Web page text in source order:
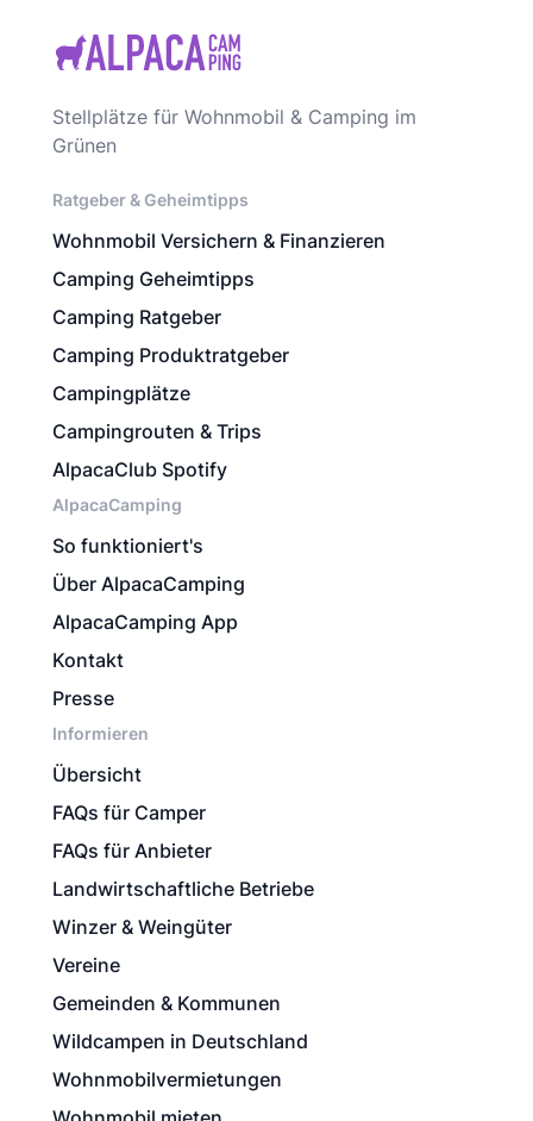
Stellplätze für Wohnmobil & Camping im
Grünen
Ratgeber & Geheimtipps
Wohnmobil Versichern & Finanzieren
Camping Geheimtipps
Camping Ratgeber
Camping Produktratgeber
Campingplätze
Campingrouten & Trips
AlpacaClub Spotify
AlpacaCamping
So funktioniert's
Über AlpacaCamping
AlpacaCamping App
Kontakt
Presse
Informieren
Übersicht
FAQs für Camper
FAQs für Anbieter
Landwirtschaftliche Betriebe
Winzer & Weingüter
Vereine
Gemeinden & Kommunen
Wildcampen in Deutschland
Wohnmobilvermietungen